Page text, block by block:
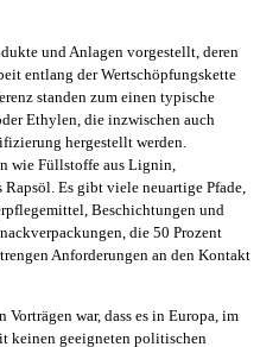
und Anlagen vorgestellt, deren
entlang der Wertschöpfungskette
standen zum einen typische
Ethylen, die inzwischen auch
hergestellt werden.
wie Füllstoffe aus Lignin,
Es gibt viele neuartige Pfade,
Beschichtungen und
die 50 Prozent
Anforderungen an den Kontakt
war, dass es in Europa, im
keinen geeigneten politischen